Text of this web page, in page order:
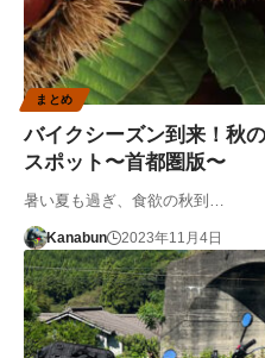
まとめ
バイクシーズン到来！秋
スポット〜首都圏版〜
暑い夏も過ぎ、食欲の秋到…
Kanabun 2023年11月4日